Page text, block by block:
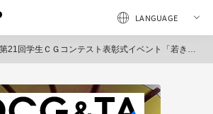
第21回学生ＣＧコンテスト表彰式イベント「若き才能に何を求め、何を託すのか！ 学生ＣＧコンテストから見る創造の可能性」が3月4日（金）に開催（CG-ARTS協会）